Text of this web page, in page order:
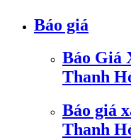
Báo giá
Báo Giá
Thanh
Báo giá
Thanh